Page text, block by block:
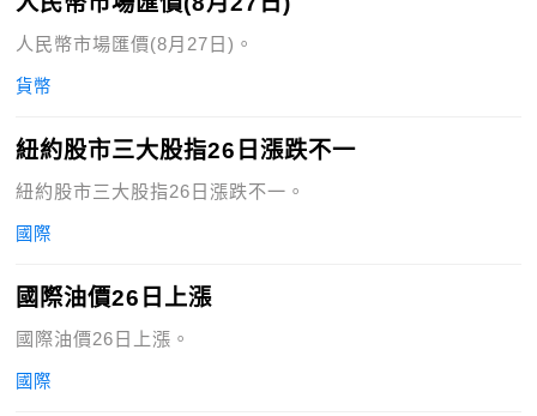
人民幣市場匯價(8月27日)。
貨幣
紐約股市三大股指26日漲跌不一
紐約股市三大股指26日漲跌不一。
國際
國際油價26日上漲
國際油價26日上漲。
國際